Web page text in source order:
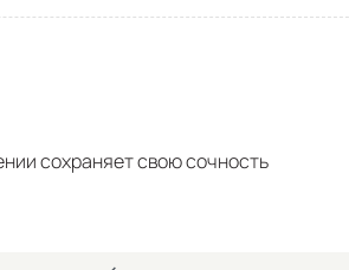
сохраняет свою сочность